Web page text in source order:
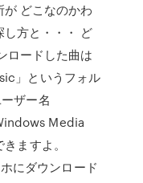
どこなのかわ
方と・・・ ど
ロードした曲は
」というフォル
ザー名
Media
ますよ。
にダウンロード